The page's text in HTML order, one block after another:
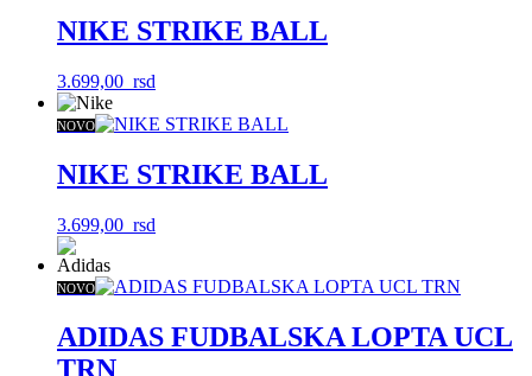
NIKE STRIKE BALL
3.699,00 rsd
NOVO
NIKE STRIKE BALL
3.699,00 rsd
NOVO
ADIDAS FUDBALSKA LOPTA UCL
TRN